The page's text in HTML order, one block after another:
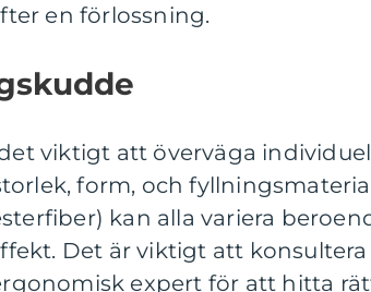
en förlossning.
viktigt att överväga
form, och
kan alla variera
Det är viktigt att konsultera
expert för att hitta